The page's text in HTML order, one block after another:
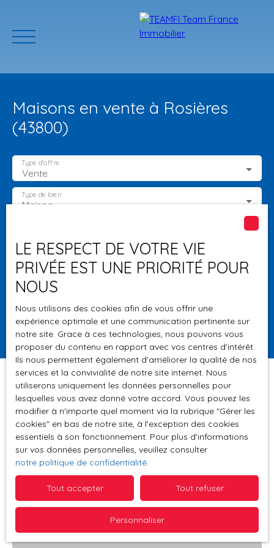
ACCUEIL PROGRAMMES
Estimation
Maisons en vente à Rosières
(43800)
Vente
Type d'offre
Maison
Type de bien
Budget max (€)
Surface min (m²)
Rechercher
Pertinence
Trier par Créer une alerte
LE RESPECT DE VOTRE VIE
PRIVÉE EST UNE PRIORITÉ POUR
NOUS
Nous utilisons des cookies afin de vous offrir une
expérience optimale et une communication pertinente sur
notre site. Grace à ces technologies, nous pouvons vous
proposer du contenu en rapport avec vos centres d'intérêt.
Ils nous permettent également d'améliorer la qualité de nos
services et la convivialité de notre site internet. Nous
utiliserons uniquement les données personnelles pour
lesquelles vous avez donné votre accord. Vous pouvez les
modifier à n'importe quel moment via la rubrique ″Gérer les
cookies″ en bas de notre site, à l'exception des cookies
essentiels à son fonctionnement. Pour plus d'informations
sur vos données personnelles, veuillez consulter
notre politique de confidentialité.
Tout accepter Tout refuser
Personnaliser